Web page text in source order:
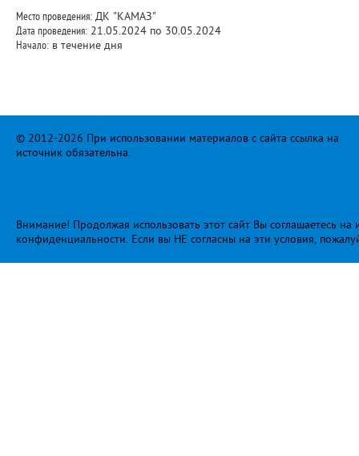
Место проведения: ДК "КАМАЗ"
Дата проведения: 21.05.2024 по 30.05.2024
Начало: в течение дня
© 2012-2026 При использовании материалов с сайта ссылка на
источник обязательна.
Внимание! Продолжая использовать этот сайт Вы соглашаетесь
конфиденциальности. Если вы НЕ согласны на эти условия,